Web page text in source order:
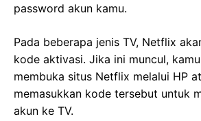
password akun kamu.
Pada beberapa jenis TV, Netflix
kode aktivasi. Jika ini muncul,
membuka situs Netflix melalui HP
memasukkan kode tersebut untuk
akun ke TV.